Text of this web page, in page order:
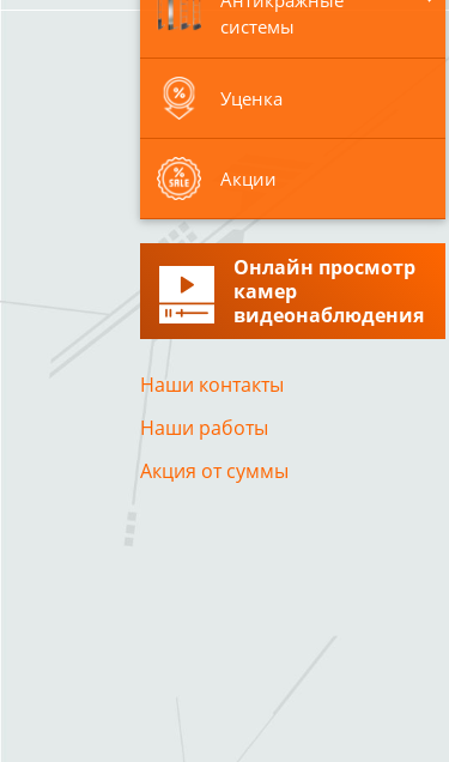
системы
Уценка
Акции
Онлайн просмотр
камер
видеонаблюдения
Наши контакты
Наши работы
Акция от суммы